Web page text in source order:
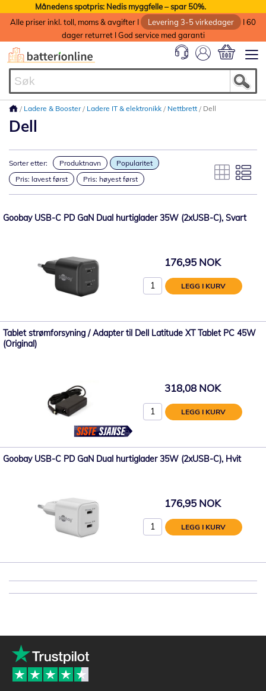
Månedens spotpris: Nedis myggfelle – spar 50%.
Alle priser inkl. toll, moms & avgifter I
Levering 3-5 virkedager
I 60
dager returret I God service med garanti
Ladere & Booster Ladere IT & elektronikk Nettbrett Dell
Dell
Sorter etter: Produktnavn
Popularitet
Pris: lavest først
Pris: høyest først
Goobay USB-C PD GaN Dual hurtiglader 35W (2xUSB-C), Svart
176,95 NOK
LEGG I KURV
Tablet strømforsyning / Adapter til Dell Latitude XT Tablet PC 45W
(Original)
318,08 NOK
LEGG I KURV
Goobay USB-C PD GaN Dual hurtiglader 35W (2xUSB-C), Hvit
176,95 NOK
LEGG I KURV